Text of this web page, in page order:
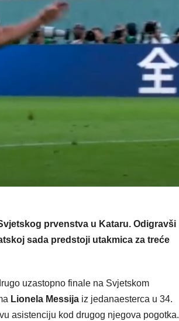
prvenstva u Kataru. Odigravši
sada predstoji utakmica za treće
uzastopno finale na Svjetskom
Lionela Messija iz jedanaesterca u 34.
asistenciju kod drugog njegova pogotka.